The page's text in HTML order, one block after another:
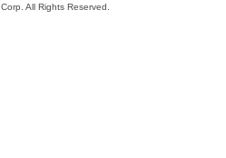
All Rights Reserved.